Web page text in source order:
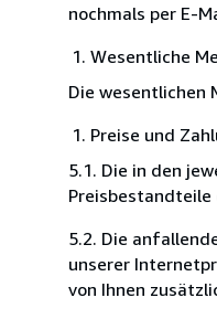
nochmals per E-
Wesentliche
Die wesentlichen
Preise und
5.1. Die in den
Preisbestandteile
5.2. Die
unserer
von Ihnen